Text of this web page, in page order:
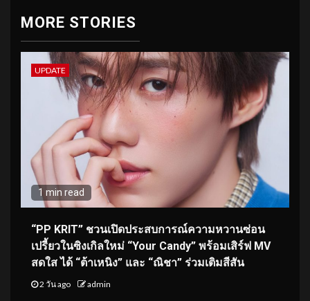
MORE STORIES
UPDATE
1 min read
“PP KRIT” ชวนเปิดประสบการณ์ความหวานซ่อน
เปรี้ยวในซิงเกิลใหม่ “Your Candy” พร้อมเสิร์ฟ MV
สดใส ได้ “ต้าเหนิง” และ “ณิชา” ร่วมเติมสีสัน
2 วัน ago admin